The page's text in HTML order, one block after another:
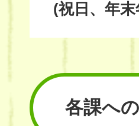
(祝日、年
各課へ